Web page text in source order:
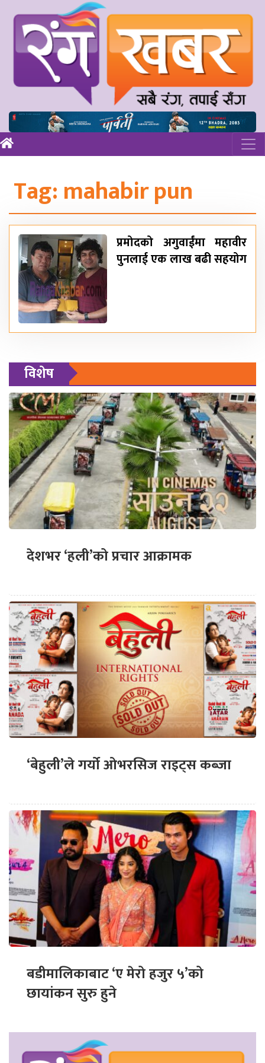
Tag:mahabir pun
प्रमोदको अगुवाईंमा महावीर
पुनलाई एक लाख बढी सहयोग
विशेष
देशभर ‘हली’को प्रचार आक्रामक
‘बेहुली’ले गर्यो ओभरसिज राइट्स कब्जा
बडीमालिकाबाट ‘ए मेरो हजुर ५’को
छायांकन सुरु हुने